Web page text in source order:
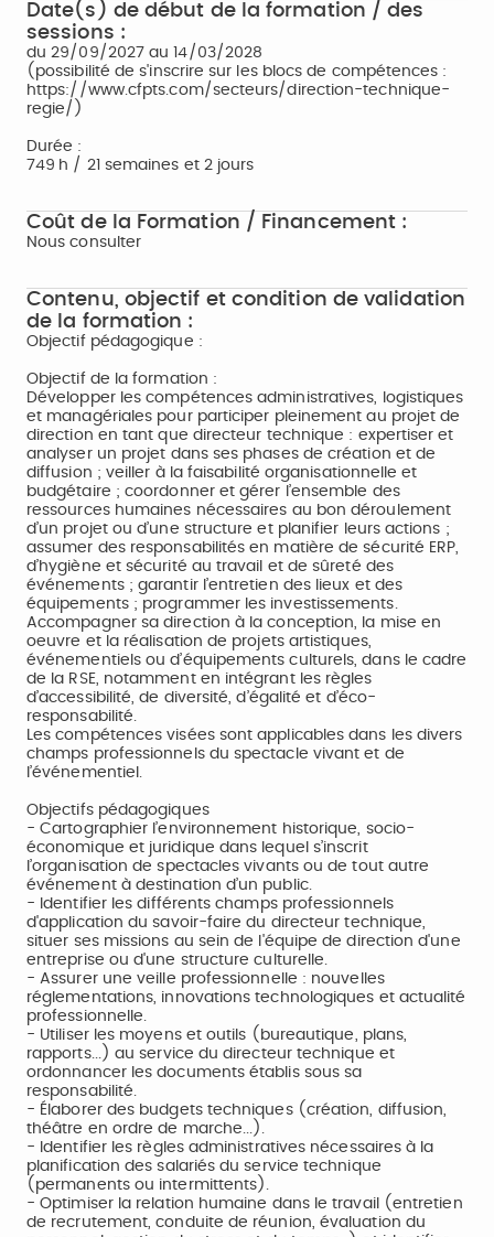
Date(s) de début de la formation / des
sessions :
du 29/09/2027 au 14/03/2028
(possibilité de s'inscrire sur les blocs de compétences :
https://www.cfpts.com/secteurs/direction-technique-
regie/)
Durée :
749 h / 21 semaines et 2 jours
Coût de la Formation / Financement :
Nous consulter
Contenu, objectif et condition de validation
de la formation :
Objectif pédagogique :
Objectif de la formation :
Développer les compétences administratives, logistiques
et managériales pour participer pleinement au projet de
direction en tant que directeur technique : expertiser et
analyser un projet dans ses phases de création et de
diffusion ; veiller à la faisabilité organisationnelle et
budgétaire ; coordonner et gérer l’ensemble des
ressources humaines nécessaires au bon déroulement
d’un projet ou d’une structure et planifier leurs actions ;
assumer des responsabilités en matière de sécurité ERP,
d’hygiène et sécurité au travail et de sûreté des
événements ; garantir l’entretien des lieux et des
équipements ; programmer les investissements.
Accompagner sa direction à la conception, la mise en
oeuvre et la réalisation de projets artistiques,
événementiels ou d’équipements culturels, dans le cadre
de la RSE, notamment en intégrant les règles
d’accessibilité, de diversité, d’égalité et d’éco-
responsabilité.
Les compétences visées sont applicables dans les divers
champs professionnels du spectacle vivant et de
l’événementiel.
Objectifs pédagogiques
- Cartographier l’environnement historique, socio-
économique et juridique dans lequel s’inscrit
l’organisation de spectacles vivants ou de tout autre
événement à destination d’un public.
- Identifier les différents champs professionnels
d'application du savoir-faire du directeur technique,
situer ses missions au sein de l'équipe de direction d'une
entreprise ou d'une structure culturelle.
- Assurer une veille professionnelle : nouvelles
réglementations, innovations technologiques et actualité
professionnelle.
- Utiliser les moyens et outils (bureautique, plans,
rapports...) au service du directeur technique et
ordonnancer les documents établis sous sa
responsabilité.
- Élaborer des budgets techniques (création, diffusion,
théâtre en ordre de marche...).
- Identifier les règles administratives nécessaires à la
planification des salariés du service technique
(permanents ou intermittents).
- Optimiser la relation humaine dans le travail (entretien
de recrutement, conduite de réunion, évaluation du